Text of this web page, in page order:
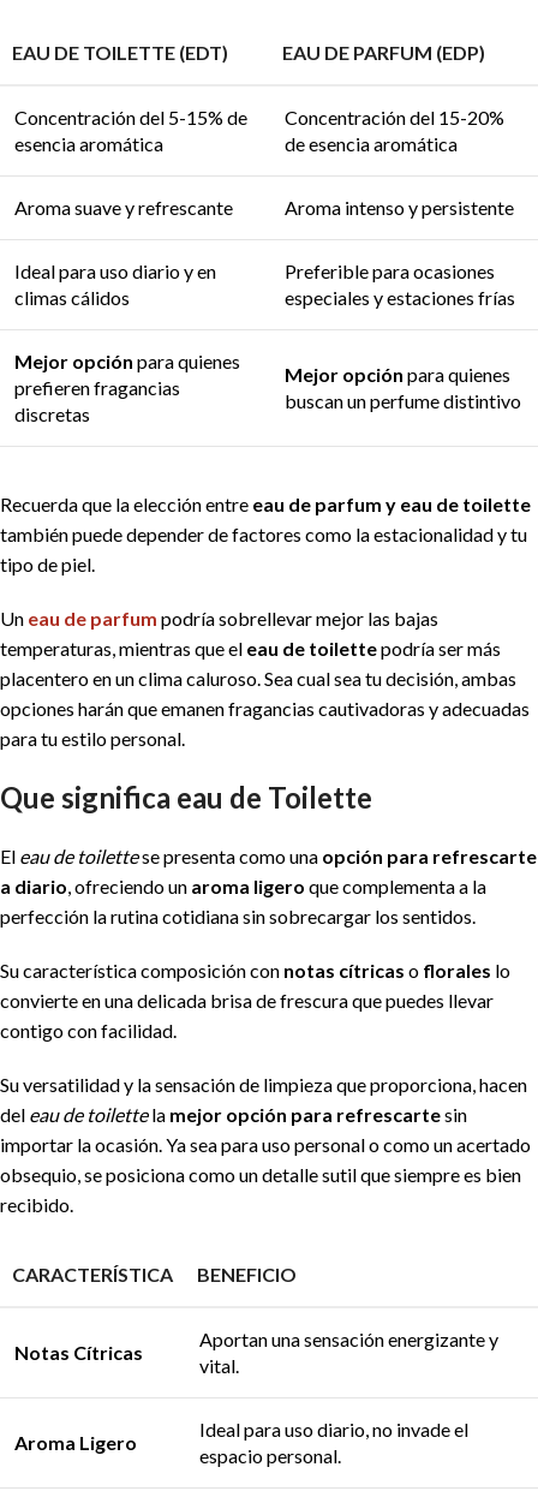
EAU DE TOILETTE (EDT) EAU DE PARFUM (EDP)
Concentración del 5-15% de
esencia aromática
Concentración del 15-20%
de esencia aromática
Aroma suave y refrescante Aroma intenso y persistente
Ideal para uso diario y en
climas cálidos
Preferible para ocasiones
especiales y estaciones frías
Mejor opción para quienes
prefieren fragancias
discretas
Mejor opción para quienes
buscan un perfume distintivo
Recuerda que la elección entre eau de parfum y eau de toilette
también puede depender de factores como la estacionalidad y tu
tipo de piel.
Un eau de parfum podría sobrellevar mejor las bajas
temperaturas, mientras que el eau de toilettepodría ser más
placentero en un clima caluroso. Sea cual sea tu decisión, ambas
opciones harán que emanen fragancias cautivadoras y adecuadas
para tu estilo personal.
Que significa eau de Toilette
El eau de toilettese presenta como una opción para refrescarte
a diario , ofreciendo un aroma ligero que complementa a la
perfección la rutina cotidiana sin sobrecargar los sentidos.
Su característica composición con notas cítricas o florales lo
convierte en una delicada brisa de frescura que puedes llevar
contigo con facilidad.
Su versatilidad y la sensación de limpieza que proporciona, hacen
del eau de toilettela mejor opción para refrescartesin
importar la ocasión. Ya sea para uso personal o como un acertado
obsequio, se posiciona como un detalle sutil que siempre es bien
recibido.
CARACTERÍSTICA BENEFICIO
Notas Cítricas
Aportan una sensación energizante y
vital.
Aroma Ligero
Ideal para uso diario, no invade el
espacio personal.